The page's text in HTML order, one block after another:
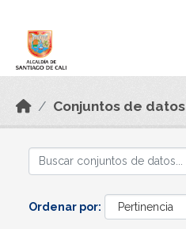
Conjuntos de datos
Ordenar por